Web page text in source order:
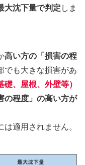
大沈下量で判定 しま
高い方の「損害の程
でも大きな損害があ
礎、屋根、外壁等）
の程度」の高い方が
適用されません。